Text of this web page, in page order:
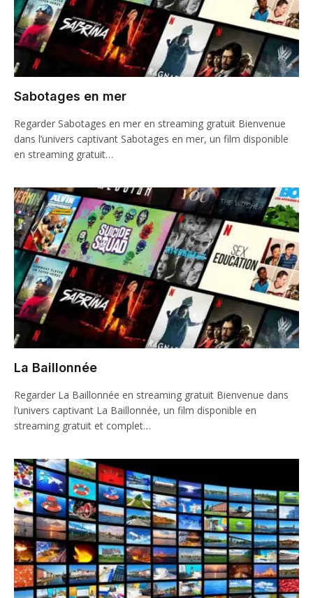
Sabotages en mer
Regarder Sabotages en mer en streaming gratuit Bienvenue
dans l’univers captivant Sabotages en mer, un film disponible
en streaming gratuit…
La Baillonnée
Regarder La Baillonnée en streaming gratuit Bienvenue dans
l’univers captivant La Baillonnée, un film disponible en
streaming gratuit et complet…